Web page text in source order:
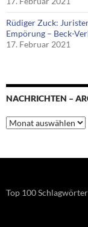
Rüdiger Zuck:
Empörung – Beck-
17. Februar 2021
NACHRICHTEN –
Nachrichten
–
Top 100